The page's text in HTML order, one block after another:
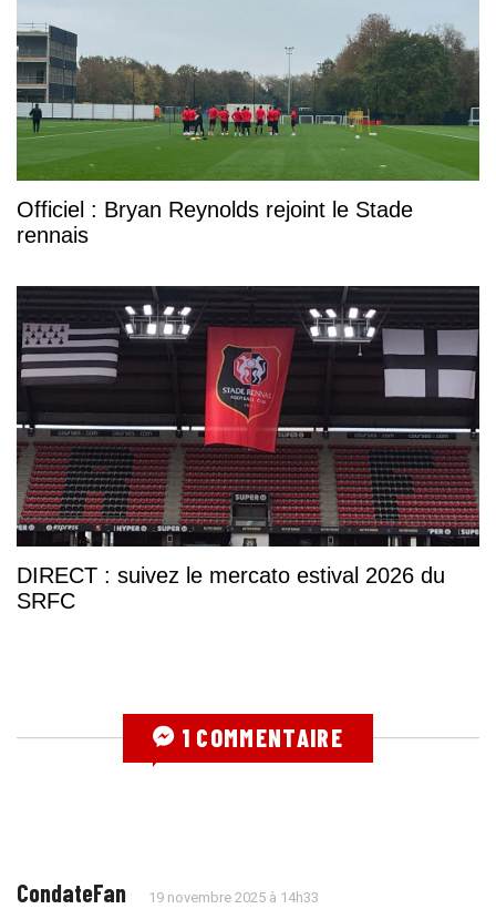
Officiel : Bryan Reynolds rejoint le Stade
rennais
DIRECT : suivez le mercato estival 2026 du
SRFC
1 COMMENTAIRE
CondateFan 19 novembre 2025 à 14h33